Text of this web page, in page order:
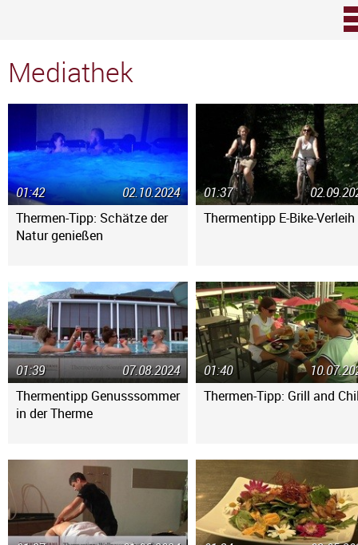
Mediathek
Thermen-Tipp: Schätze der
Natur genießen
02.10.2024
01:42
Thermentipp E-Bike-Verleih
01:37
Thermentipp Genusssommer
in der Therme
07.08.2024
01:39
Thermen-Tipp: Grill and
01:40